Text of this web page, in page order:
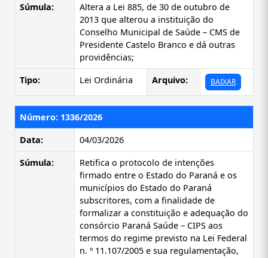
Súmula:
Altera a Lei 885, de 30 de outubro de
2013 que alterou a instituição do
Conselho Municipal de Saúde – CMS de
Presidente Castelo Branco e dá outras
providências;
Tipo:
Lei Ordinária Arquivo: BAIXAR
Número: 1336/2026
Data:
04/03/2026
Súmula:
Retifica o protocolo de intenções
firmado entre o Estado do Paraná e os
municípios do Estado do Paraná
subscritores, com a finalidade de
formalizar a constituição e adequação do
consórcio Paraná Saúde – CIPS aos
termos do regime previsto na Lei Federal
n. º 11.107/2005 e sua regulamentação,